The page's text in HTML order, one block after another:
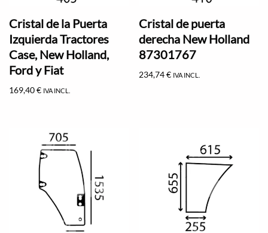
Cristal de la Puerta
Izquierda Tractores
Case, New Holland,
Ford y Fiat
169,40€ IVA INCL.
Cristal de puerta
derecha New Holland
87301767
234,74€ IVA INCL.